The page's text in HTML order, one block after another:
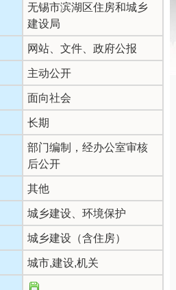
无锡市滨湖区住房和城乡
建设局
网站、文件、政府公报
主动公开
面向社会
长期
部门编制，经办公室审核
后公开
其他
城乡建设、环境保护
城乡建设（含住房）
城市,建设,机关